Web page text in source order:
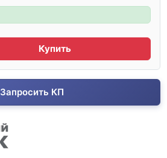
Купить
Запросить КП